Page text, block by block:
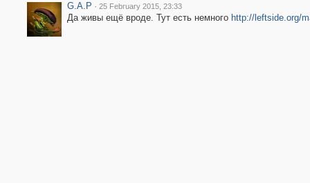
G.A.P · 25 February 2015, 23:33
Да живы ещё вроде. Тут есть немного http://leftside.org/